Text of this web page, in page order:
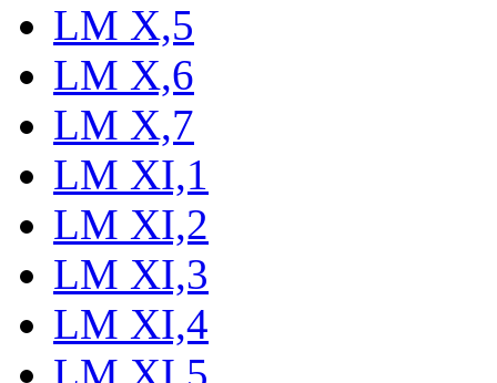
LM X,5
LM X,6
LM X,7
LM XI,1
LM XI,2
LM XI,3
LM XI,4
LM XI,5